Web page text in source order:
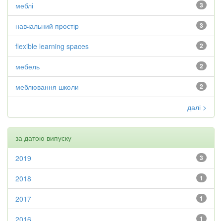
3
меблі
3
навчальний простір
2
flexible learning spaces
2
мебель
2
меблювання школи
далі >
за датою випуску
3
2019
1
2018
1
2017
1
2016